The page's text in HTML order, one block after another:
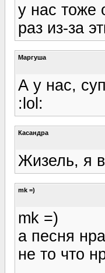
у нас тоже
раз из-за
Маргуша
А у нас,
:lol:
Касандра
Жизель, я
mk =)
mk =)
а песня
не то что